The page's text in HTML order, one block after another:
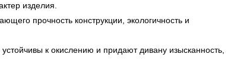
изделия.
прочность конструкции, экологичность и
к окислению и придают дивану изысканность,